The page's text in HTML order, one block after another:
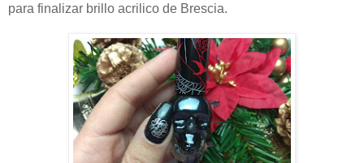
para finalizar brillo acrilico de Brescia.